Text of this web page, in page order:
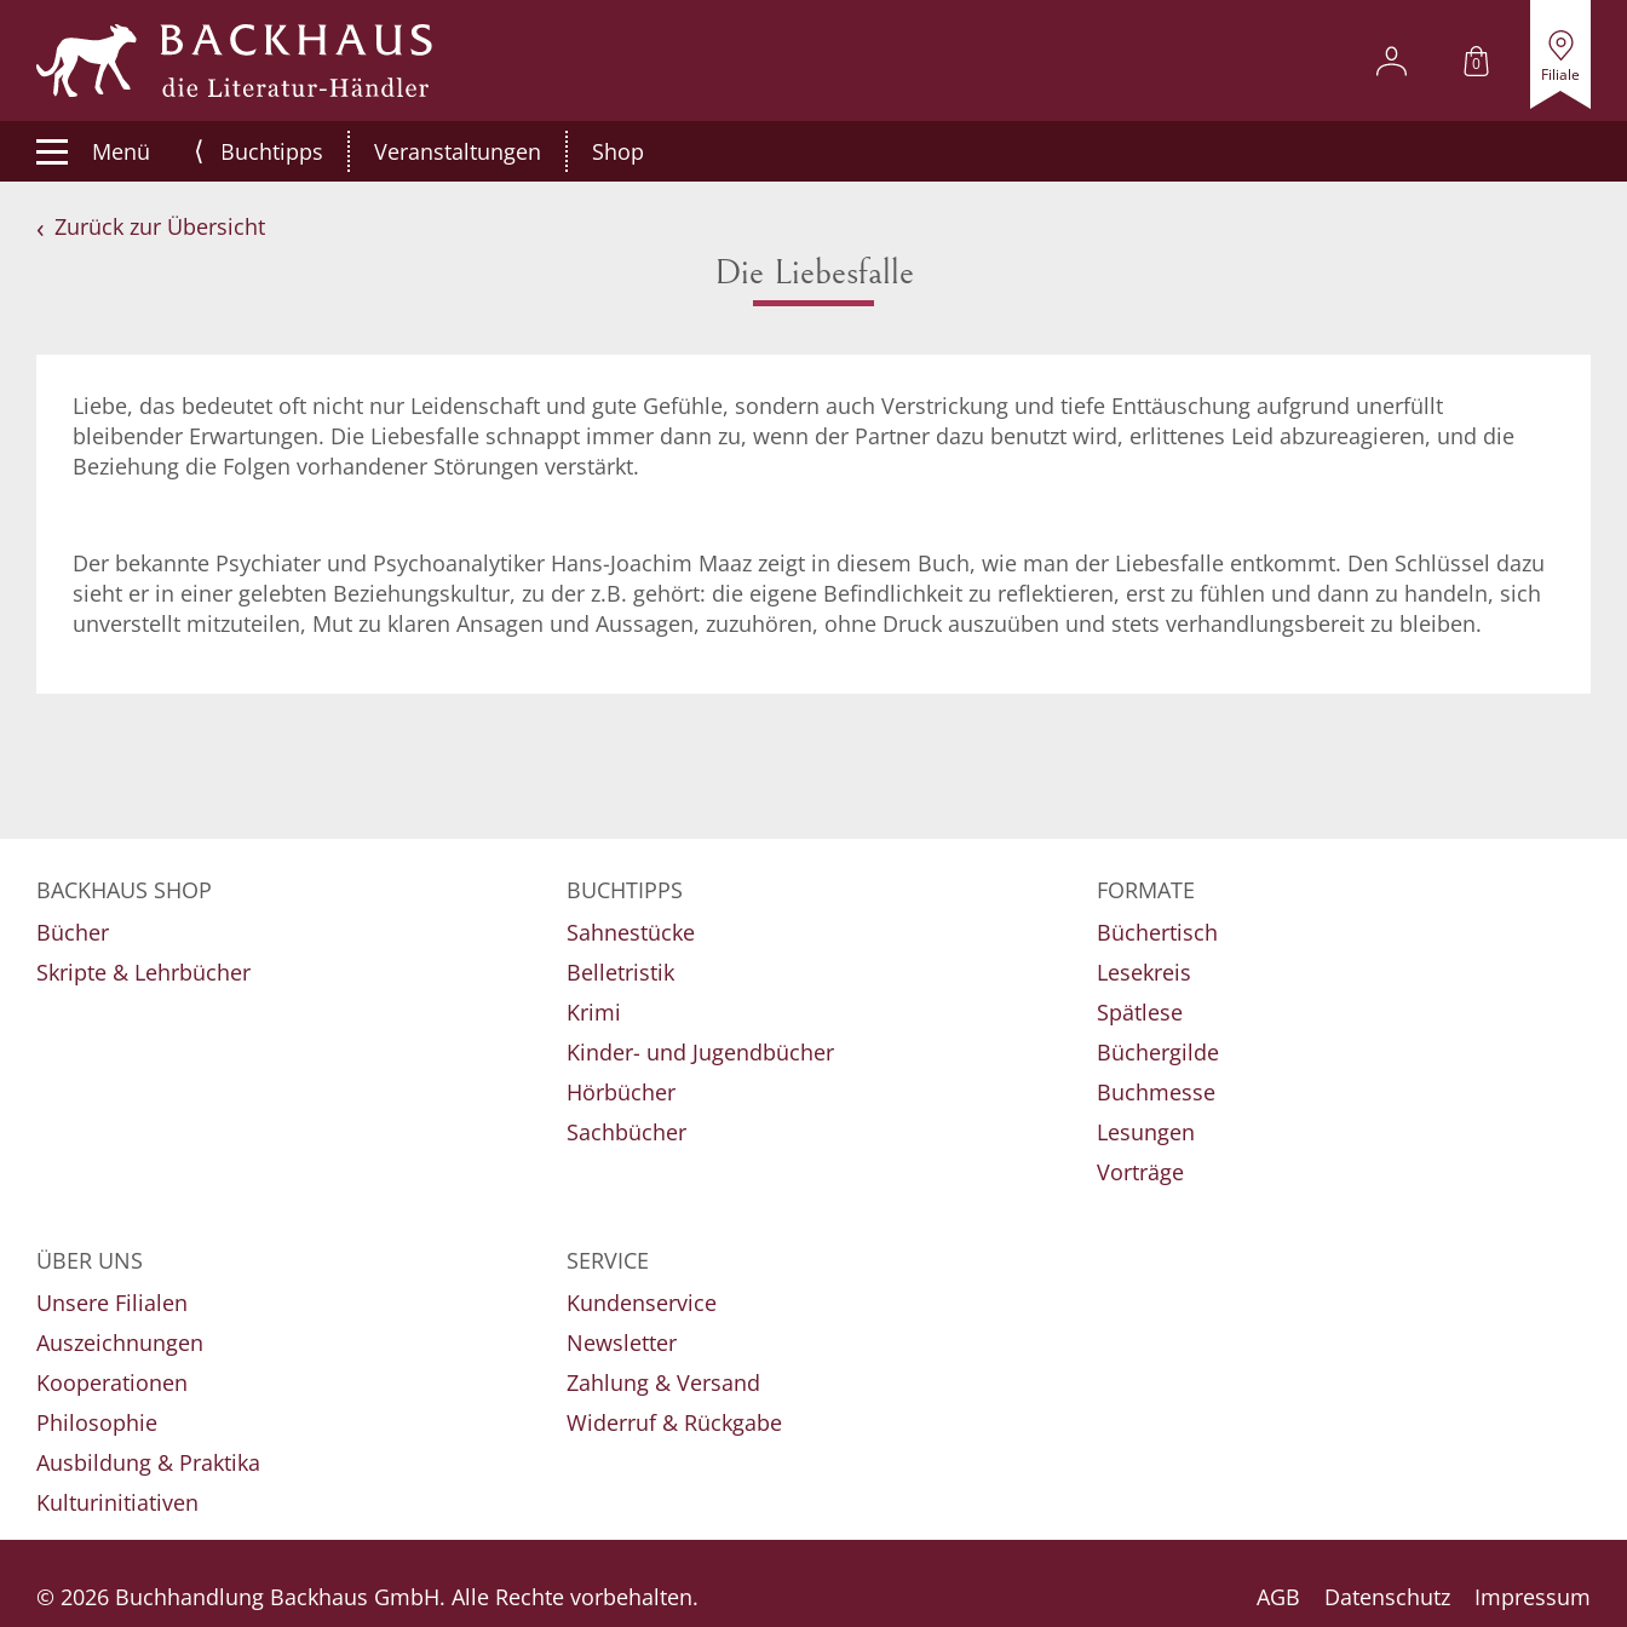
0
Filiale
Menü ⟨ Buchtipps Veranstaltungen Shop
Zurück zur Übersicht
Die Liebesfalle
Liebe, das bedeutet oft nicht nur Leidenschaft und gute Gefühle, sondern auch Verstrickung und tiefe Enttäuschung aufgrund unerfüllt
bleibender Erwartungen. Die Liebesfalle schnappt immer dann zu, wenn der Partner dazu benutzt wird, erlittenes Leid abzureagieren, und die
Beziehung die Folgen vorhandener Störungen verstärkt.
Der bekannte Psychiater und Psychoanalytiker Hans-Joachim Maaz zeigt in diesem Buch, wie man der Liebesfalle entkommt. Den Schlüssel dazu
sieht er in einer gelebten Beziehungskultur, zu der z.B. gehört: die eigene Befindlichkeit zu reflektieren, erst zu fühlen und dann zu handeln, sich
unverstellt mitzuteilen, Mut zu klaren Ansagen und Aussagen, zuzuhören, ohne Druck auszuüben und stets verhandlungsbereit zu bleiben.
BACKHAUS SHOP
Bücher
Skripte & Lehrbücher
BUCHTIPPS
Sahnestücke
Belletristik
Krimi
Kinder- und Jugendbücher
Hörbücher
Sachbücher
FORMATE
Büchertisch
Lesekreis
Spätlese
Büchergilde
Buchmesse
Lesungen
Vorträge
ÜBER UNS
Unsere Filialen
Auszeichnungen
Kooperationen
Philosophie
Ausbildung & Praktika
Kulturinitiativen
SERVICE
Kundenservice
Newsletter
Zahlung & Versand
Widerruf & Rückgabe
© 2026 Buchhandlung Backhaus GmbH. Alle Rechte vorbehalten. AGB Datenschutz Impressum